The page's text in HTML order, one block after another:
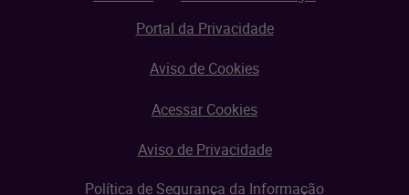
Portal da Privacidade
Aviso de Cookies
Acessar Cookies
Aviso de Privacidade
Política de Segurança da Informação